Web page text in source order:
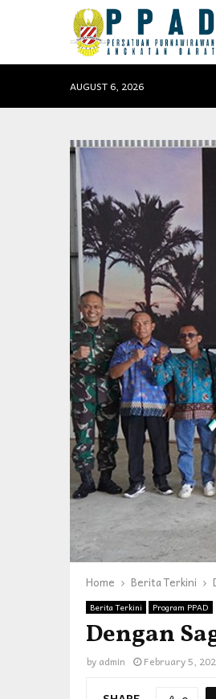
AUGUST 6, 2026
Home Berita Terkini
Berita Terkini Program PPAD
Dengan
by admin February 5,